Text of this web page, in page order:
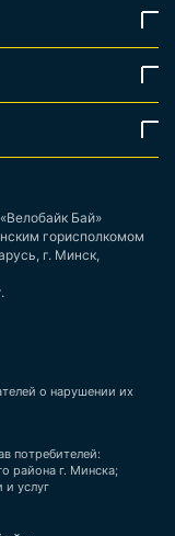
Бай»
горисполкомом
г. Минск,
о нарушении их
потребителей:
района г. Минска;
и услуг